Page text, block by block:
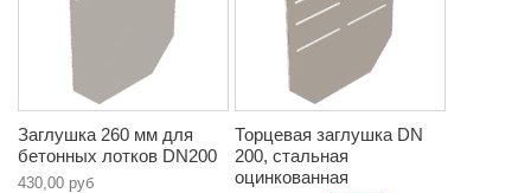
Заглушка 260 мм для
бетонных лотков DN200
430,00 руб
Торцевая заглушка DN
200, стальная
оцинкованная